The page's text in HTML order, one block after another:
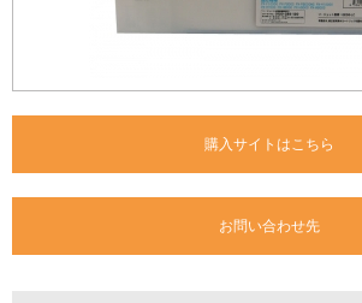
購入サイトはこちら
お問い合わせ先